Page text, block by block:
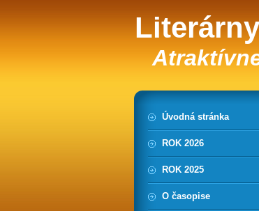
Úvodná stránka
ROK 2026
ROK 2025
O časopise